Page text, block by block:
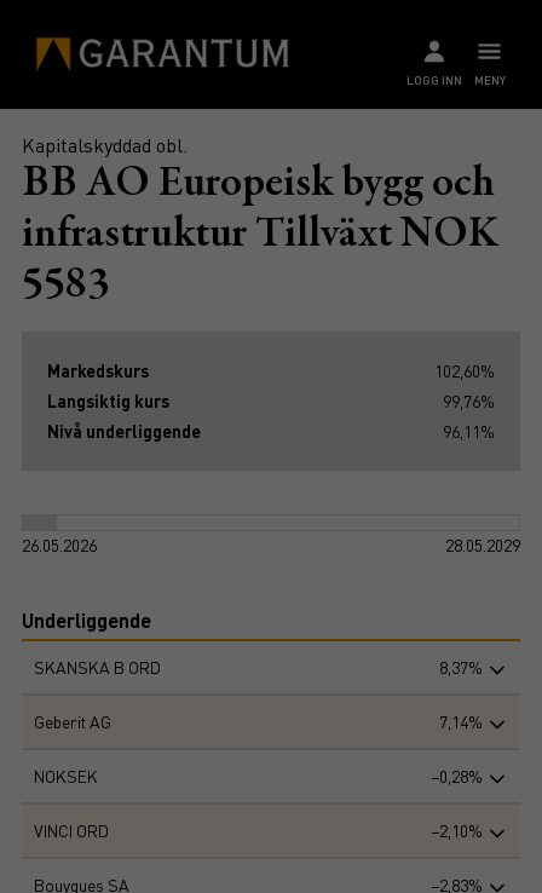
MENY
LOGG INN
Kapitalskyddad obl.
BB AO Europeisk bygg och
infrastruktur Tillväxt NOK
5583
Markedskurs
102,60%
Langsiktig kurs
99,76%
Nivå underliggende
96,11%
26.05.2026 28.05.2029
Underliggende
SKANSKA B ORD 8,37%
Geberit AG 7,14%
NOKSEK −0,28%
VINCI ORD −2,10%
Bouygues SA −2,83%